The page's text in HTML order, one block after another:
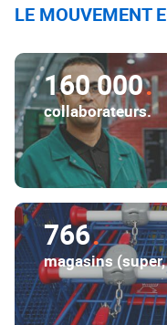
LE MOUVEMENT
160 000
collaborateurs.
766
magasins